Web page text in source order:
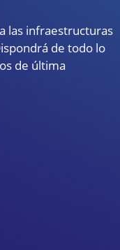
las infraestructuras
de todo lo
de última